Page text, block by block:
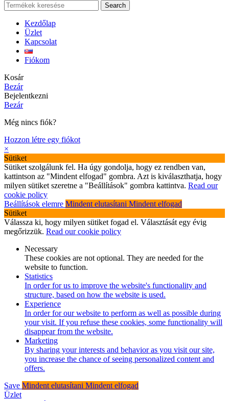
Search
Kezdőlap
Üzlet
Kapcsolat
Fiókom
Kosár
Bezár
Bejelentkezni
Bezár
Még nincs fiók?
Hozzon létre egy fiókot
×
Sütiket
Sütiket szolgálunk fel. Ha úgy gondolja, hogy ez rendben van,
kattintson az "Mindent elfogad" gombra. Azt is kiválaszthatja, hogy
milyen sütiket szeretne a "Beállítások" gombra kattintva. Read our
cookie policy
Beállítások elemre Mindent elutasítani Mindent elfogad
Sütiket
Válassza ki, hogy milyen sütiket fogad el. Választását egy évig
megőrizzük. Read our cookie policy
Necessary
These cookies are not optional. They are needed for the
website to function.
Statistics
In order for us to improve the website's functionality and
structure, based on how the website is used.
Experience
In order for our website to perform as well as possible during
your visit. If you refuse these cookies, some functionality will
disappear from the website.
Marketing
By sharing your interests and behavior as you visit our site,
you increase the chance of seeing personalized content and
offers.
Save Mindent elutasítani Mindent elfogad
Üzlet